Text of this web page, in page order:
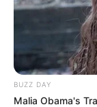
BUZZ DAY
Malia Obama's